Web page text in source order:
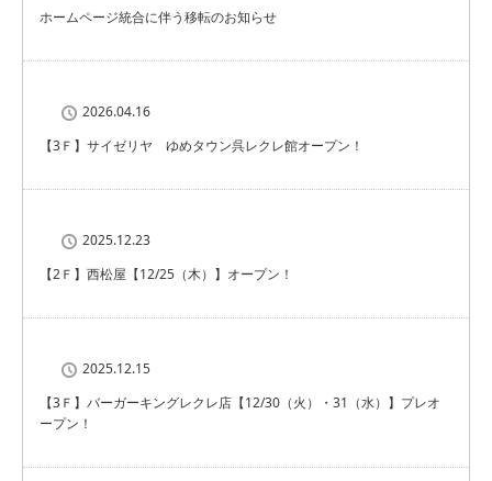
ホームページ統合に伴う移転のお知らせ
2026.04.16
【3Ｆ】サイゼリヤ ゆめタウン呉レクレ館オープン！
2025.12.23
【2Ｆ】西松屋【12/25（木）】オープン！
2025.12.15
【3Ｆ】バーガーキングレクレ店【12/30（火）・31（水）】プレオ
ープン！